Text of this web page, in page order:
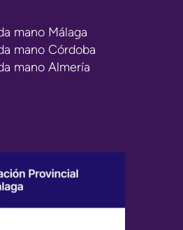
mano Málaga
mano Córdoba
mano Almería